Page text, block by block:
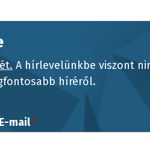
A hírlevelünkbe viszont
híréről.
E-mail